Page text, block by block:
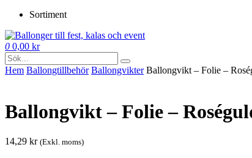
Sortiment
0 0,00 kr
Hem Ballong­tillbehör Ballong­vikter Ballongvikt – Folie –
Ballongvikt – Folie –
14,29 kr (Exkl. moms)